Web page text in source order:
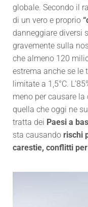
globale. Secondo il
di un vero e proprio
danneggiare diversi
gravemente sulla
che almeno 120
estrema anche se le
limitate a 1,5°C.
meno per causare
quella che oggi ne
tratta dei Paesi a
sta causando rischi
carestie, conflitti per